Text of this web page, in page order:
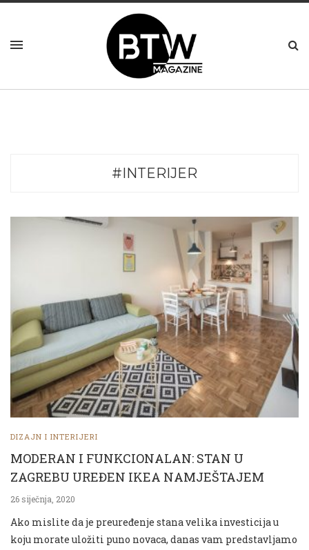
#INTERIJER
DIZAJN I INTERIJERI
MODERAN I FUNKCIONALAN: STAN U
ZAGREBU UREĐEN IKEA NAMJEŠTAJEM
26 siječnja, 2020
Ako mislite da je preuređenje stana velika investicija u
koju morate uložiti puno novaca, danas vam predstavljamo